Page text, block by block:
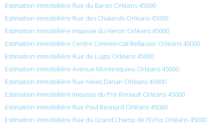
Estimation immobilière Rue du Baron Orléans 45000
Estimation immobilière Rue des Chalands Orléans 45000
Estimation immobilière Impasse du Heron Orléans 45000
Estimation immobilière Centre Commercial Bellassor Orléans 45000
Estimation immobilière Rue de Lugoj Orléans 45000
Estimation immobilière Avenue Montesquieu Orléans 45000
Estimation immobilière Rue Alexis Danan Orléans 45000
Estimation immobilière Impasse du Pre Renault Orléans 45000
Estimation immobilière Rue Paul Besnard Orléans 45000
Estimation immobilière Rue du Grand Champ de l’Echo Orléans 45000